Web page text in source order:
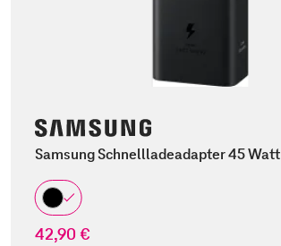
Samsung Schnellladeadapter 45 Watt
42,90 €